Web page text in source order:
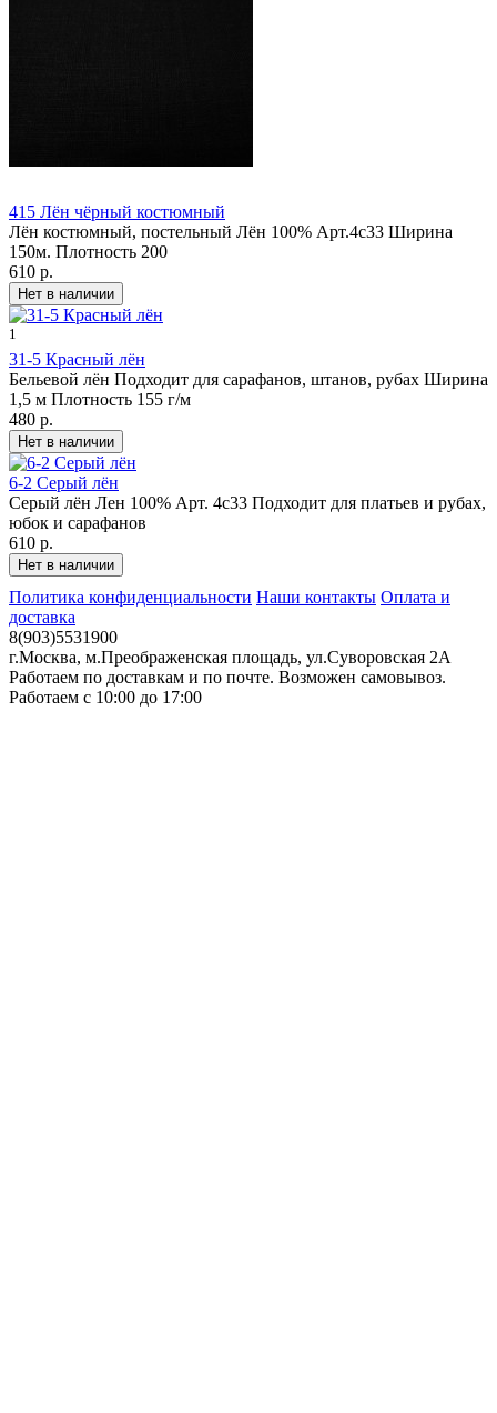
415 Лён чёрный костюмный
Лён костюмный, постельный Лён 100% Арт.4с33 Ширина
150м. Плотность 200
610 р.
1
31-5 Красный лён
Бельевой лён Подходит для сарафанов, штанов, рубах Ширина
1,5 м Плотность 155 г/м
480 р.
6-2 Серый лён
Серый лён Лен 100% Арт. 4с33 Подходит для платьев и рубах,
юбок и сарафанов
610 р.
Политика конфиденциальности Наши контакты Оплата и
доставка
8(903)5531900
г.Москва, м.Преображенская площадь, ул.Суворовская 2А
Работаем по доставкам и по почте. Возможен самовывоз.
Работаем с 10:00 до 17:00